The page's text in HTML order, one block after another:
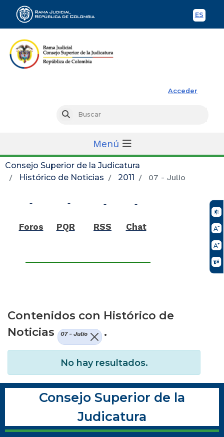
ES
Acceder
Buscar
Menú
Consejo Superior de la Judicatura
Histórico de Noticias
2011 07 - Julio
Foros PQR RSS Chat
Contenidos con Histórico de
Noticias
07 - Julio .
No hay resultados.
Consejo Superior de la
Judicatura